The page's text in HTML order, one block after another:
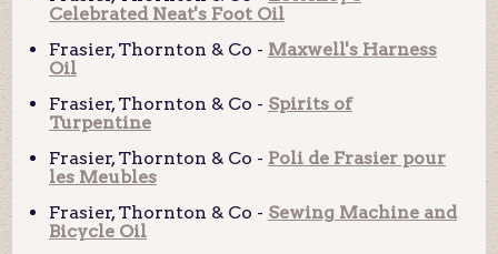
Celebrated Neat's Foot Oil
Frasier, Thornton & Co - Maxwell's Harness
Oil
Frasier, Thornton & Co - Spirits of
Turpentine
Frasier, Thornton & Co - Poli de Frasier pour
les Meubles
Frasier, Thornton & Co - Sewing Machine and
Bicycle Oil